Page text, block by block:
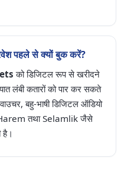
पहले से क्यों बुक करें?
को डिजिटल रूप से खरीदने
लंबी कतारों को पार कर सकते
बहु-भाषी डिजिटल ऑडियो
तथा Selamlik जैसे
है।